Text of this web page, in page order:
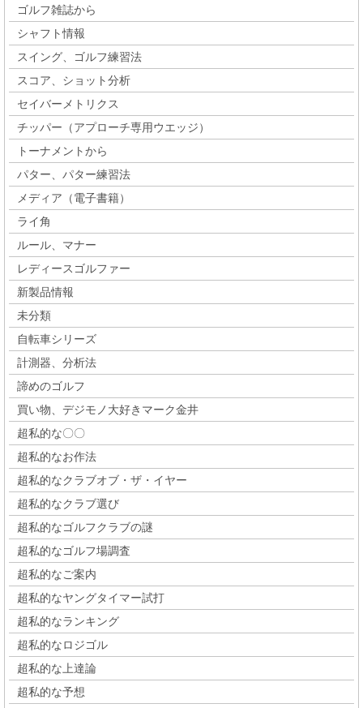
ゴルフ雑誌から
シャフト情報
スイング、ゴルフ練習法
スコア、ショット分析
セイバーメトリクス
チッパー（アプローチ専用ウエッジ）
トーナメントから
パター、パター練習法
メディア（電子書籍）
ライ角
ルール、マナー
レディースゴルファー
新製品情報
未分類
自転車シリーズ
計測器、分析法
諦めのゴルフ
買い物、デジモノ大好きマーク金井
超私的な〇〇
超私的なお作法
超私的なクラブオブ・ザ・イヤー
超私的なクラブ選び
超私的なゴルフクラブの謎
超私的なゴルフ場調査
超私的なご案内
超私的なヤングタイマー試打
超私的なランキング
超私的なロジゴル
超私的な上達論
超私的な予想